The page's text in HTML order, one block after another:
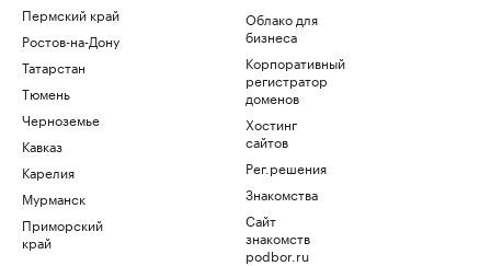
Пермский край
Ростов-на-Дону
Татарстан
Тюмень
Черноземье
Кавказ
Карелия
Мурманск
Приморский
край
Облако для
бизнеса
Корпоративный
регистратор
доменов
Хостинг
сайтов
Рег.решения
Знакомства
Сайт
знакомств
podbor.ru